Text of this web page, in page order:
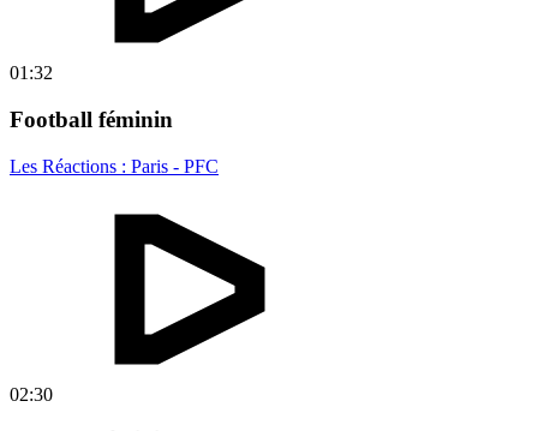
01:32
Football féminin
Les Réactions : Paris - PFC
02:30